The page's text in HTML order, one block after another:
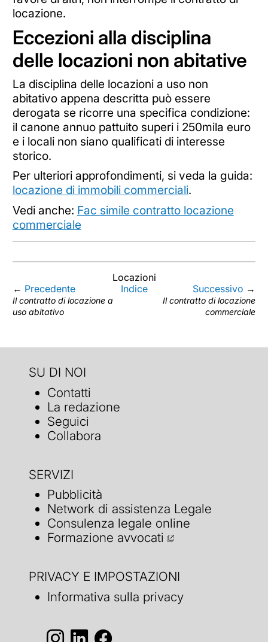
locazione.
Eccezioni alla disciplina
delle locazioni non abitative
La disciplina delle locazioni a uso non
abitativo appena descritta può essere
derogata se ricorre una specifica condizione:
il canone annuo pattuito superi i 250mila euro
e i locali non siano qualificati di interesse
storico.
Per ulteriori approfondimenti, si veda la guida:
locazione di immobili commerciali.
Vedi anche: Fac simile contratto locazione
commerciale
Locazioni
← Precedente
Il contratto di locazione a
uso abitativo
Indice Successivo →
Il contratto di locazione
commerciale
SU DI NOI
Contatti
La redazione
Seguici
Collabora
SERVIZI
Pubblicità
Network di assistenza Legale
Consulenza legale online
Formazione avvocati
PRIVACY E IMPOSTAZIONI
Informativa sulla privacy